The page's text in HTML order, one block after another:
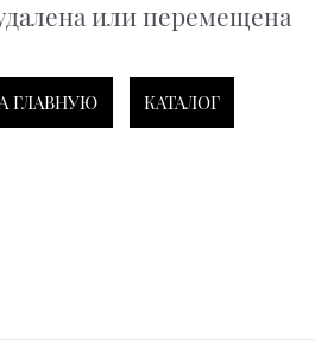
или перемещена
ГЛАВНУЮ КАТАЛОГ